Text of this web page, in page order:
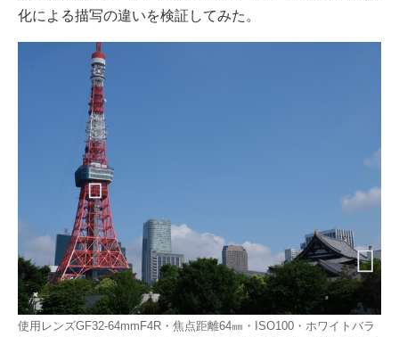
化による描写の違いを検証してみた。
使用レンズGF32-64mmF4R・焦点距離64㎜・ISO100・ホワイトバラ